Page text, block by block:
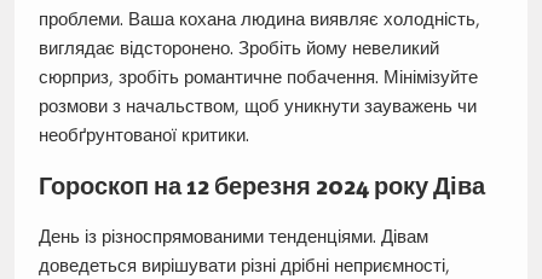
проблеми. Ваша кохана людина виявляє холодність,
виглядає відсторонено. Зробіть йому невеликий
сюрприз, зробіть романтичне побачення. Мінімізуйте
розмови з начальством, щоб уникнути зауважень чи
необґрунтованої критики.
Гороскоп на 12 березня 2024 року Діва
День із різноспрямованими тенденціями. Дівам
доведеться вирішувати різні дрібні неприємності,